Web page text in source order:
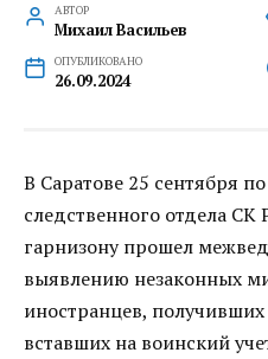
АВТОР
Михаил Васильев
ОПУБЛИКОВАНО
26.09.2024
В Саратове 25 сентября
следственного отдела
гарнизону прошел
выявлению незаконных
иностранцев,
вставших на воинский